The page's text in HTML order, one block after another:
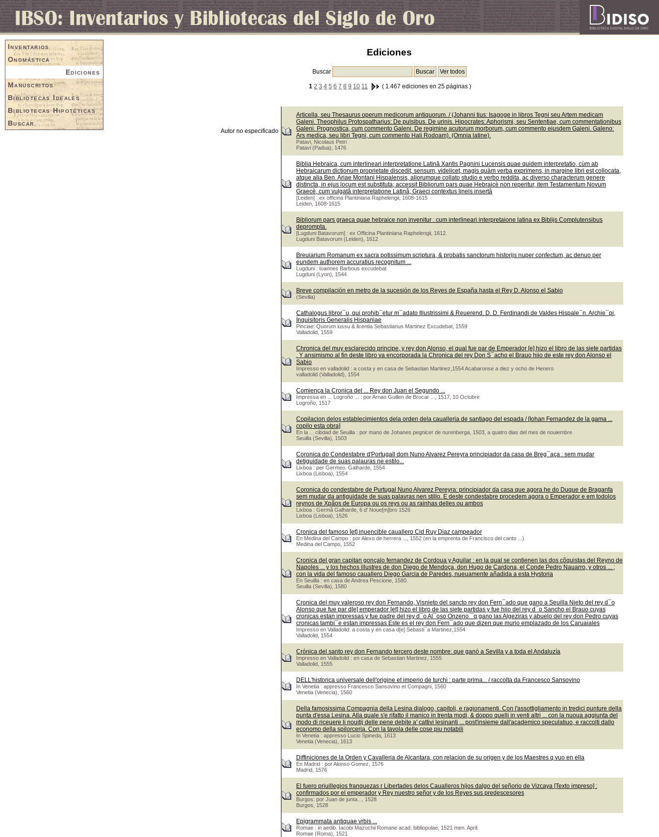
Inventarios
Onomástica
Ediciones
Manuscritos
Bibliotecas Ideales
Bibliotecas Hipotéticas
Buscar
Ediciones
Buscar
1 2 3 4 5 6 7 8 9 10 11 ( 1.467 ediciones en 25 páginas )
Autor no especificado
Articella, seu Thesaurus operum medicorum antiquorum. / (Johanni tius: Isagoge in libros Tegni seu Artem medicam
Galeni. Theophilus Protospatharius: De pulsibus. De urinis. Hipocrates: Aphorismi, seu Sententiae, cum commentationibus
Galeni. Prognostica, cum commento Galeni. De regimine acutorum morborum, cum commento eiusdem Galeni. Galeno:
Ars medica, seu libri Tegni, cum commento Hali Rodoam). (Omnia latine).
Patavi, Nicolaus Petri
Patavi (Padua), 1476
Biblia Hebraica, cum interlineari interpretatione Latinâ Xantis Pagnini Lucensis quae quidem interpretatio, cùm ab
Hebraicarum dictionum proprietate discedit, sensum, videlicet, magis quàm verba exprimens, in margine libri est collocata,
atque alia Ben. Ariae Montani Hispalensis, aliorumque collato studio e verbo reddita, ac diverso characterum genere
distincta, in ejus locum est substituta; accessit Bibliorum pars quae Hebraicè non reperitur, item Testamentum Novum
Graecè, cum vulgatâ interpretatione Latinâ, Graeci contextus lineis insertâ
[Leiden] : ex officina Plantiniana Raphelengii, 1608-1615
Leiden, 1608-1615
Bibliorum pars graeca quae hebraice non invenitur : cum interlineari interpretaione latina ex Biblijs Complutensibus
deprompta.
[Lugduni Batavorum] : ex Officina Plantiniana Raphelengii, 1612.
Lugduni Batavorum (Leiden), 1612
Breuiarium Romanum ex sacra potissimum scriptura, & probatis sanctorum historijs nuper confectum, ac denuo per
eundem authorem accuratius recognitum ...
Lugduni : Ioannes Barbous excudebat
Lugduni (Lyon), 1544
Breve compilación en metro de la sucesión de los Reyes de España hasta el Rey D. Alonso el Sabio
(Sevilla)
Cathalogus libror¯u, qui prohib¯etur m¯adato Illustrissimi & Reuerend. D. D. Ferdinandi de Valdes Hispale¯n. Archie¯pi,
Inquisitoris Generalis Hispaniae
Pinciae: Quorum iussu & licentia Sebastianus Martinez Excudebat, 1559
Valladolid, 1559
Chronica del muy esclarecido principe, y rey don Alonso, el qual fue par de Emperador [e] hizo el libro de las siete partidas
. Y ansimismo al fin deste libro va encorporada la Chronica del rey Don S¯acho el Brauo hiio de este rey don Alonso el
Sabio
Impresso en valladolid : a costa y en casa de Sebastian Martinez,1554 Acabaronse a diez y ocho de Henero
valladolid (Valladolid), 1554
Comiença la Cronica del ... Rey don Juan el Segundo ...
Impressa en ... Logroño ... : por Arnao Guillen de Brocar ..., 1517, 10 Octubre
Logroño, 1517
Copilacion delos establecimientos dela orden dela caualleria de santiago del espada / [Iohan Fernandez de la gama ...
copilo esta obra]
En la ... cibdad de Seuilla : por mano de Johanes pegnicer de nurenberga, 1503, a quatro dias del mes de nouiembre
Seuilla (Sevilla), 1503
Coronica do Condestabre d'Portugall dom Nuno Alvarez Pereyra principiador da casa de Breg¯aça : sem mudar
detiguidade de suas palauras ne estilo...
Lixboa : per Germeo. Galharde, 1554
Lixboa (Lisboa), 1554
Coronica do condestabre de Purtugal Nuno Alvarez Pereyra: principiador da casa que agora he do Duque de Braganfa
sem mudar da antiguidade de suas palavras nen stillo. E deste condestabre procedem agora o Emperador e em todolos
reynos de Xpãos de Europa ou os reys ou as rainhas delles ou ambos
Lixboa : Germã Galharde, 6 d' Noue[m]bro 1526
Lixboa (Lisboa), 1526
Cronica del famoso [et] inuencible cauallero Cid Ruy Diaz campeador
En Medina del Campo : por Alexo de herrera ..., 1552 (en la emprenta de Francisco del canto ...)
Medina del Campo, 1552
Cronica del gran capitan gonçalo fernandez de Cordoua y Aguilar : en la qual se contienen las dos cõquistas del Reyno de
Napoles ... y los hechos illustres de don Diego de Mendoça, don Hugo de Cardona, el Conde Pedro Nauarro, y otros ... ;
con la vida del famoso cauallero Diego Garcia de Paredes, nueuamente añadida a esta Hystoria
En Seuilla : en casa de Andrea Pescione, 1580.
Seuilla (Sevilla), 1580
Cronica del muy valeroso rey don Fernando, Visnieto del sancto rey don Fern¯ado que gano a Seuilla Nieto del rey d¯o
Alonso que fue par d[e] emperador [et] hizo el libro de las siete partidas y fue hiio del rey d¯o Sancho el Brauo cuyas
cronicas estan impressas y fue padre del rey d¯o Al¯oso Onzeno ¯q gano las Algeziras y abuelo del rey don Pedro cuyas
cronicas tambi¯e estan impressas Este es el rey don Fern¯ado que dizen que murio emplazado de los Caruaiales
Impresso en Valladolid: a costa y en casa d[e] Sebasti¯a Martinez,1554
Valladolid, 1554
Crónica del santo rey don Fernando tercero deste nombre: que ganó a Sevilla y a toda el Andaluzía
Impresso en Valladolid : en casa de Sebastian Martinez, 1555
Valladolid, 1555
DELL'historica universale dell'origine et imperio de turchi : parte prima... / raccolta da Francesco Sansovino
In Venetia : appresso Francesco Sansovino et Compagni, 1560
Venetia (Venecia), 1560
Della famosissima Compagnia della Lesina dialogo, capitoli, e ragionamenti. Con l'assottigliamento in tredici punture della
punta d'essa Lesina. Alla quale s'e rifatto il manico in trenta modi, & doppo quelli in venti altri ... con la nuoua aggiunta del
modo di riceuere li nouitij delle pene debite a' cattivi lesinanti ... post'insieme dall'academico speculatiuo, e raccolti dallo
economo della spilorceria. Con la tavola delle cose piu notabili
In Venetia : appresso Lucio Spineda, 1613
Venetia (Venecia), 1613
Diffiniciones de la Orden y Cavalleria de Alcantara, con relacion de su origen y de los Maestres q vuo en ella
En Madrid : por Alonso Gomez, 1576
Madrid, 1576
El fuero priuillegios franquezas r Libertades delos Caualleros hijos dalgo del señorio de Vizcaya [Texto impreso] :
confirmados por el emperador y Rey nuestro señor y de los Reyes sus predescesores
Burgos: por Juan de junta..., 1528
Burgos, 1528
Epigrammata antiquae vrbis ...
Romae : in aedib. Iacobi Mazochii Romane acad. bibliopolae, 1521 men. April.
Romae (Roma), 1521